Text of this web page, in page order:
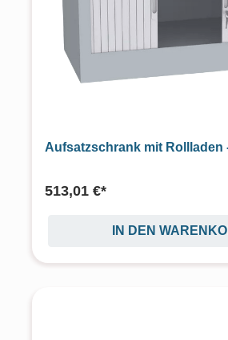
Aufsatzschrank mit Rollladen
513,01 €*
IN DEN